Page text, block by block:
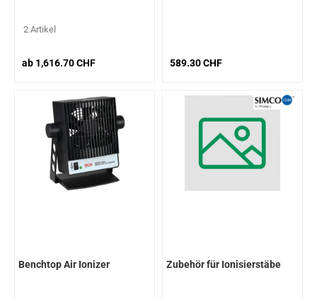
2 Artikel
ab 1,616.70 CHF 589.30 CHF
Benchtop Air Ionizer Zubehör für Ionisierstäbe